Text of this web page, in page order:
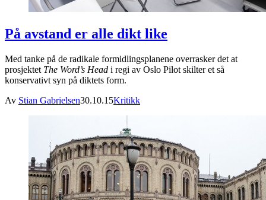
På avstand er alle dikt like
Med tanke på de radikale formidlingsplanene overrasker det at
prosjektet The Word’s Head i regi av Oslo Pilot skilter et så
konservativt syn på diktets form.
Av Stian Gabrielsen30.10.15Kritikk